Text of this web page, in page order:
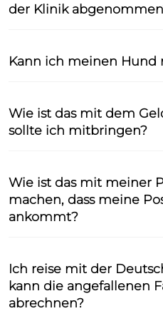
der Klinik
Kann ich meinen Hund
Wie ist das mit dem
sollte ich mitbringen?
Wie ist das mit meiner
machen, dass meine
ankommt?
Ich reise mit der
kann die angefallenen
abrechnen?